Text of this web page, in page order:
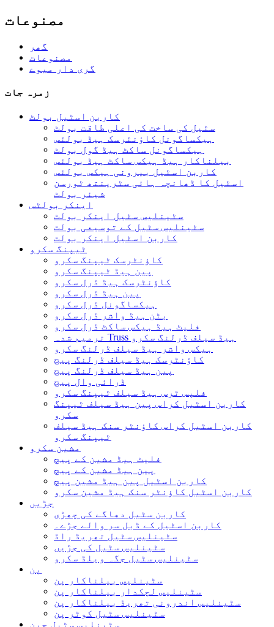
مصنوعات
گھر
مصنوعات
گری دار میوے
زمرہ جات
کاربن اسٹیل بولٹ
سٹیل کی ساخت کی اعلی طاقت بولٹ
ہیکساگونل کاؤنٹرسک ہیڈ بولٹس
ہیکساگونل ساکٹ ہیڈ گول بولٹ
بیلناکار ہیڈ ہیکس ساکٹ ہیڈ بولٹس
کاربن اسٹیل بیرونی ہیکس بولٹس
اسٹیل کا ڈھانچہ ہائی سٹرینتھ ٹورسن
شیئر بولٹ
اینکر بولٹس
سٹینلیس سٹیل اینکر بولٹ
سٹینلیس سٹیل کے توسیعی بولٹ
کاربن اسٹیل اینکر بولٹ
ٹیپنگ سکرو
کاؤنٹرسک ٹیپنگ سکرو
پین ہیڈ ٹیپنگ سکرو
کاؤنٹرسک ہیڈ ڈرل سکرو
پین ہیڈ ڈرل سکرو
ہیکساگونل ڈرل سکرو
بٹن ہیڈ واشر ڈرل سکرو
فلیٹ ہیڈ ہیکس ساکٹ ڈرل سکرو
ترمیم شدہ Truss ہیڈ سیلف ڈرلنگ سکرو
ہیکس واشر ہیڈ سیلف ڈرلنگ سکرو
کاؤنٹرسک ہیڈ سیلف ڈرلنگ پیچ
پین ہیڈ سیلف ڈرلنگ پیچ
ڈرائی وال پیچ
فلپس ٹرس ہیڈ سیلف ٹیپنگ سکرو
کاربن اسٹیل کراس پین ہیڈ سیلف ٹیپنگ
سکرو
کاربن اسٹیل کراس کاؤنٹر سنک ہیڈ سیلف
ٹیپنگ سکرو
مشین سکرو
فلیٹ ہیڈ مشین کے پیچ
پین ہیڈ مشین کے پیچ
کاربن اسٹیل پین ہیڈ مشین پیچ
کاربن اسٹیل کاؤنٹر سنک ہیڈ مشین سکرو
جڑیں
کاربن سٹیل دھاگے کی چھڑی
کاربن اسٹیل کے ڈبل سر والے جڑے۔
سٹینلیس سٹیل تھریڈ راڈ
سٹینلیس سٹیل کی جڑیں
سٹینلیس سٹیل جگہ ویلڈ سکرو
پن
سٹینلیس بیلناکار پن
سٹینلیس لچکدار بیلناکار پن
سٹینلیس اندرونی تھریڈ بیلناکار پن
سٹینلیس سٹیل کوٹر پن
سٹینلیس سٹیل چین